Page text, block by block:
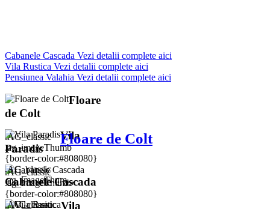
Cabanele Cascada Vezi detalii complete aici
Vila Rustica Vezi detalii complete aici
Pensiunea Valahia Vezi detalii complete aici
Floare
de Colt
.AG_classic
.ag_imageThumb
{border-color:#808080}
.AG_classic
.ag_imageThum...
Vila
Paradis
.AG_classic
.ag_imageThumb
{border-color:#808080}
.AG_classic
Cabanele Cascada
.AG_classic Vila
Floare de Colt